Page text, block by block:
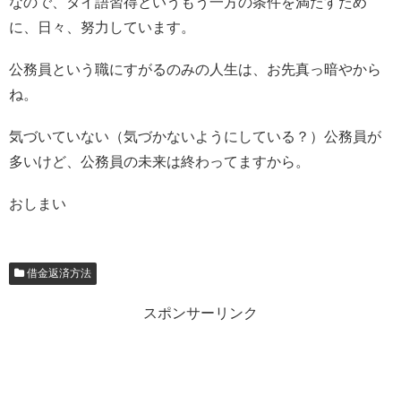
に、日々、努力しています。
公務員という職にすがるのみの人生は、お先真っ暗やから
ね。
気づいていない（気づかないようにしている？）公務員が
多いけど、公務員の未来は終わってますから。
おしまい
借金返済方法
スポンサーリンク